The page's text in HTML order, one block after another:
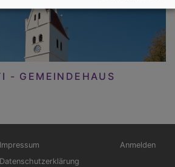
- GEMEINDEHAUS
Impressum
Datenschutzerklärung
Anmelden